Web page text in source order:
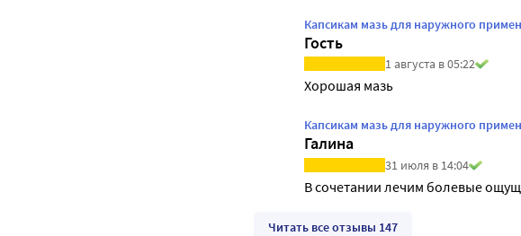
Капсикам мазь для наружного
Гость
1 августа в 05:22
Хорошая мазь
Капсикам мазь для наружного
Галина
31 июля в 14:04
В сочетании лечим болевые
Читать все отзывы 147